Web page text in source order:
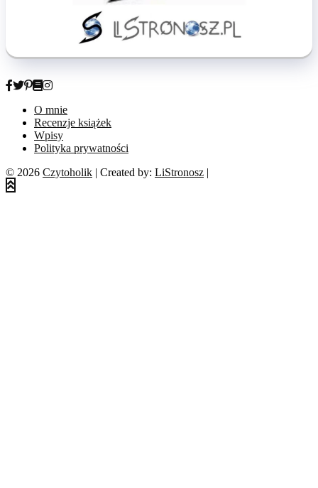
O mnie
Recenzje książek
Wpisy
Polityka prywatności
© 2026 Czytoholik | Created by: LiStronosz |